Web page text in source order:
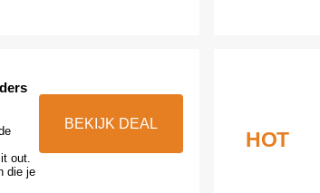
out.
die je
BEKIJK DEAL
HOT